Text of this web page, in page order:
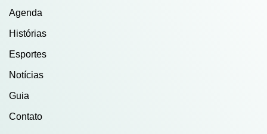
Agenda
Histórias
Esportes
Notícias
Guia
Contato